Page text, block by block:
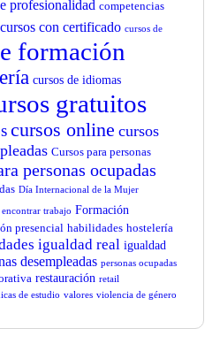
profesionalidad competencias
cursos con certificado cursos de
formación
cursos de idiomas
gratuitos
cursos online cursos
Cursos para personas
personas ocupadas
Día Internacional de la Mujer
encontrar trabajo Formación
presencial habilidades hostelería
igualdad real igualdad
desempleadas personas ocupadas
restauración retail
de estudio valores violencia de género